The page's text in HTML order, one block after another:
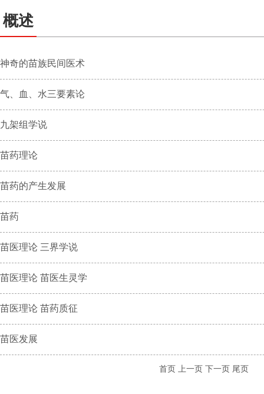
概述
神奇的苗族民间医术
气、血、水三要素论
九架组学说
苗药理论
苗药的产生发展
苗药
苗医理论 三界学说
苗医理论 苗医生灵学
苗医理论 苗药质征
苗医发展
首页 上一页 下一页 尾页